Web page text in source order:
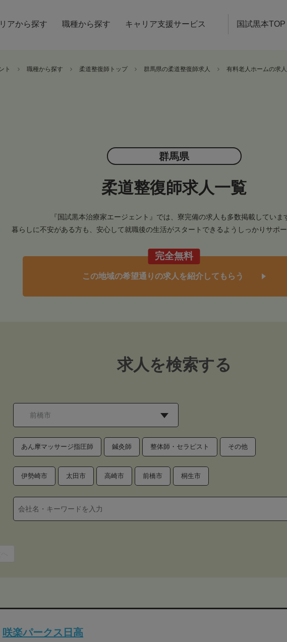
アから探す 職種から探す キャリア支援サービス 国試黒本TOP
ト 職種から探す 柔道整復師トップ 群馬県の柔道整復師求人 有料老人ホームの求
群馬県
柔道整復師求人一覧
『国試黒本治療家エージェント』では、寮完備の求人も多数掲載していま
暮らしに不安がある方も、安心して就職後の生活がスタートできるようしっかりサポ
完全無料
この地域の希望通りの求人を紹介してもらう
求人を検索する
あん摩マッサージ指圧師 鍼灸師 整体師・セラピスト その他
伊勢崎市 太田市 高崎市 前橋市 桐生市
咲楽パークス日高